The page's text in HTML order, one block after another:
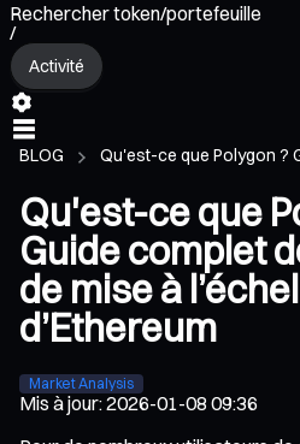
Rechercher token/portefeuille
/
Activité
BLOG Qu'est-ce que Polygon ?
Qu'est-ce que
Guide complet
de mise à
d’Ethereum
Market Analysis
Mis à jour:2026-01-08 09:36